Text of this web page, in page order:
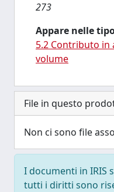
273
Appare nelle
5.2 Contributo in
volume
File in questo
Non ci sono file
I documenti in IRIS
tutti i diritti sono